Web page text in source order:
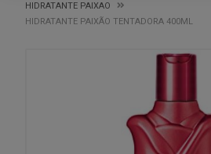
HIDRATANTE PAIXAO
HIDRATANTE PAIXÃO TENTADORA 400ML